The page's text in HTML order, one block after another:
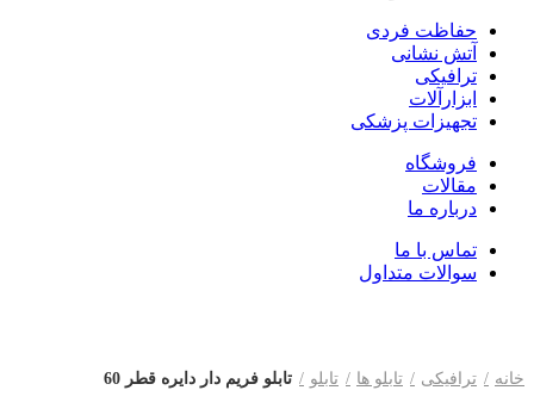
حفاظت فردی
آتش نشانی
ترافیکی
ابزارآلات
تجهیزات پزشکی
فروشگاه
مقالات
درباره ما
تماس با ما
سوالات متداول
خانه ترافیکی تابلو ها تابلو تابلو فریم دار دایره قطر 60